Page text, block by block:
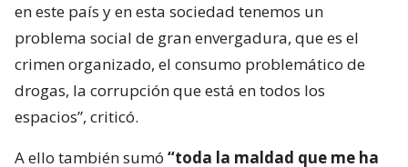
en este país y en esta sociedad tenemos un
problema social de gran envergadura, que es el
crimen organizado, el consumo problemático de
drogas, la corrupción que está en todos los
espacios”, criticó.
A ello también sumó “toda la maldad que me ha